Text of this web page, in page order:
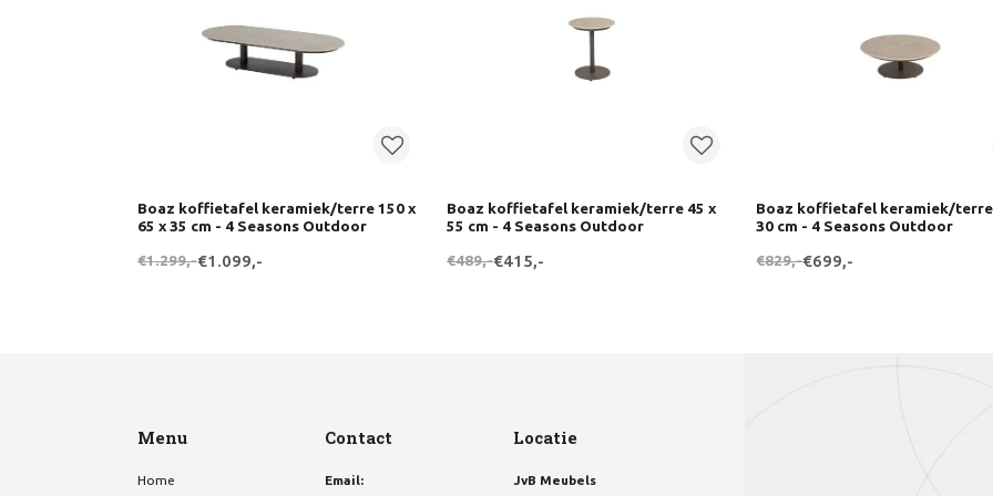
Boaz koffietafel keramiek/terre 150 x
65 x 35 cm - 4 Seasons Outdoor
€1.299,-€1.099,-
Boaz koffietafel keramiek/terre 45 x
55 cm - 4 Seasons Outdoor
€489,-€415,-
Boaz koffietafel keramiek/terre
30 cm - 4 Seasons Outdoor
€829,-€699,-
Menu
Home
Contact
Email:
Locatie
JvB Meubels